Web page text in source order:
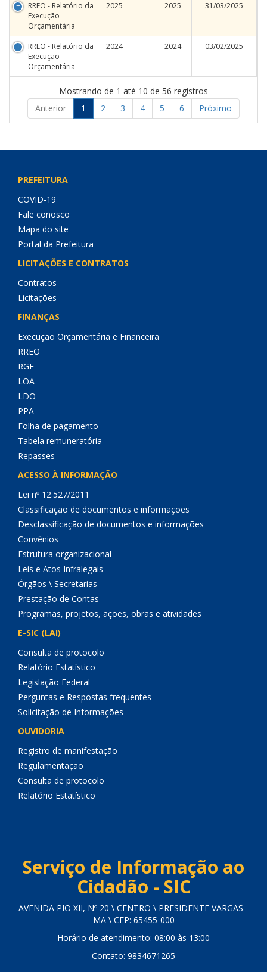
RREO - Relatório da
Execução
Orçamentária
2025 2025 31/03/2025
RREO - Relatório da
Execução
Orçamentária
2024 2024 03/02/2025
Mostrando de 1 até 10 de 56 registros
Anterior
1 2 3 4 5 6 Próximo
PREFEITURA
COVID-19
Fale conosco
Mapa do site
Portal da Prefeitura
LICITAÇÕES E CONTRATOS
Contratos
Licitações
FINANÇAS
Execução Orçamentária e Financeira
RREO
RGF
LOA
LDO
PPA
Folha de pagamento
Tabela remuneratória
Repasses
ACESSO À INFORMAÇÃO
Lei nº 12.527/2011
Classificação de documentos e informações
Desclassificação de documentos e informações
Convênios
Estrutura organizacional
Leis e Atos Infralegais
Órgãos \ Secretarias
Prestação de Contas
Programas, projetos, ações, obras e atividades
E-SIC (LAI)
Consulta de protocolo
Relatório Estatístico
Legislação Federal
Perguntas e Respostas frequentes
Solicitação de Informações
OUVIDORIA
Registro de manifestação
Regulamentação
Consulta de protocolo
Relatório Estatístico
Serviço de Informação ao
Cidadão - SIC
AVENIDA PIO XII, Nº 20 \ CENTRO \ PRESIDENTE VARGAS -
MA \ CEP: 65455-000
Horário de atendimento: 08:00 às 13:00
Contato: 9834671265